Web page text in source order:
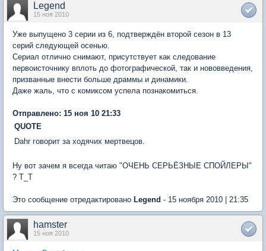
Legend
15 ноя 2010
Уже выпущено 3 серии из 6, подтверждён второй сезон в 13
серий следующей осенью.
Сериал отлично снимают, присутствует как следование
первоисточнику вплоть до фотографической, так и нововведения,
призванные внести больше драммы и динамики.
Даже жаль, что с комиксом успела познакомиться.
Отправлено: 15 ноя 10 21:33
QUOTE
Dahr говорит за ходячих мертвецов.
Ну вот зачем я всегда читаю "ОЧЕНЬ СЕРЬЁЗНЫЕ СПОЙЛЕРЫ"
? T_T
Это сообщение отредактировано Legend - 15 ноября 2010 | 21:35
hamster
15 ноя 2010